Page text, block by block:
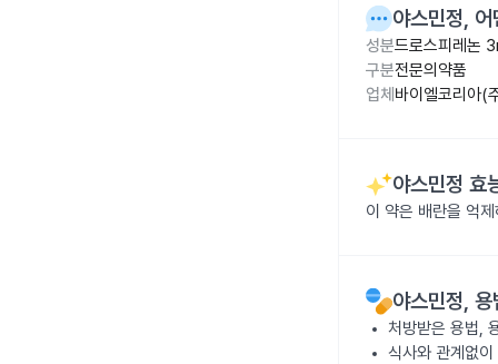
야스민정, 어
성분드로스피레논
구분전문의약품
업체 바이엘코리아(
야스민정 효
이 약은 배란을 억
야스민정, 용
처방받은 용법,
식사와 관계없